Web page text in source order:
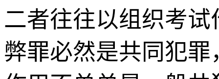
二者往往以组织考
弊罪必然是共同犯